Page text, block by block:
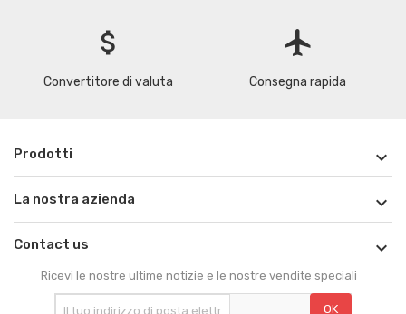
attach_money
Convertitore di valuta
flight
Consegna rapida
Prodotti 
La nostra azienda 
Contact us 
Ricevi le nostre ultime notizie e le nostre vendite speciali